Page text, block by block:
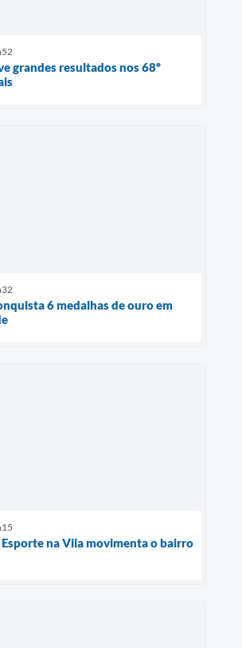
grandes resultados nos 68º
6 medalhas de ouro em
Esporte na Vila movimenta o bairro